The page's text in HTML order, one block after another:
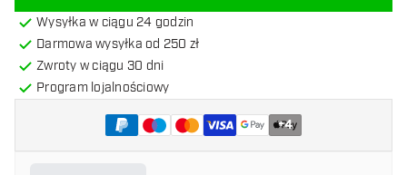
Wysyłka w ciągu 24 godzin
Darmowa wysyłka od 250 zł
Zwroty w ciągu 30 dni
Program lojalnościowy
+4